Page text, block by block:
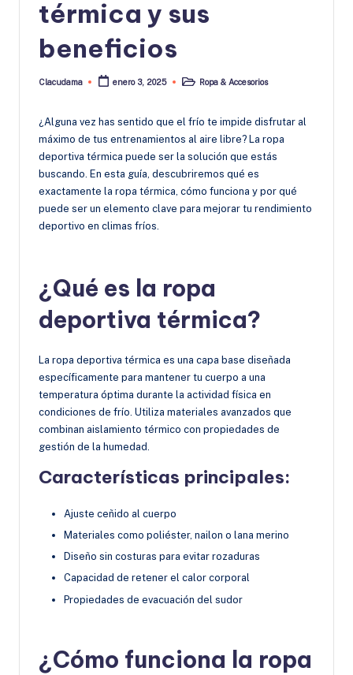
térmica y sus
beneficios
Publicado
Clacudama enero 3, 2025
PublicadoRopa & Accesorios
¿Alguna vez has sentido que el frío te impide disfrutar al
máximo de tus entrenamientos al aire libre? La ropa
deportiva térmica puede ser la solución que estás
buscando. En esta guía, descubriremos qué es
exactamente la ropa térmica, cómo funciona y por qué
puede ser un elemento clave para mejorar tu rendimiento
deportivo en climas fríos.
¿Qué es la ropa
deportiva térmica?
La ropa deportiva térmica es una capa base diseñada
específicamente para mantener tu cuerpo a una
temperatura óptima durante la actividad física en
condiciones de frío. Utiliza materiales avanzados que
combinan aislamiento térmico con propiedades de
gestión de la humedad.
Características principales:
Ajuste ceñido al cuerpo
Materiales como poliéster, nailon o lana merino
Diseño sin costuras para evitar rozaduras
Capacidad de retener el calor corporal
Propiedades de evacuación del sudor
¿Cómo funciona la ropa